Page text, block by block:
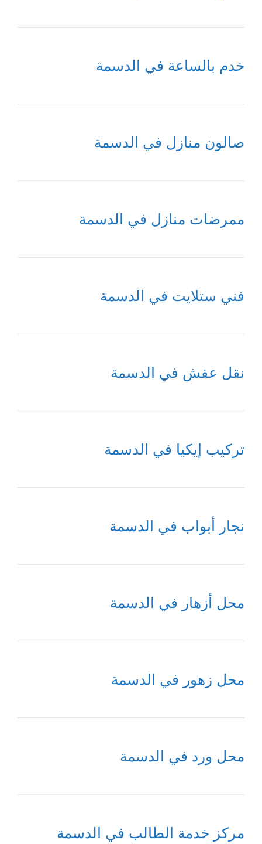
خدم بالساعة في الدسمة
صالون منازل في الدسمة
ممرضات منازل في الدسمة
فني ستلايت في الدسمة
نقل عفش في الدسمة
تركيب إيكيا في الدسمة
نجار أبواب في الدسمة
محل أزهار في الدسمة
محل زهور في الدسمة
محل ورد في الدسمة
مركز خدمة الطالب في الدسمة